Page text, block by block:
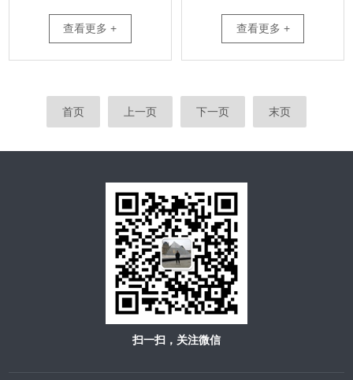
查看更多 + 查看更多 +
首页 上一页 下一页 末页
扫一扫，关注微信